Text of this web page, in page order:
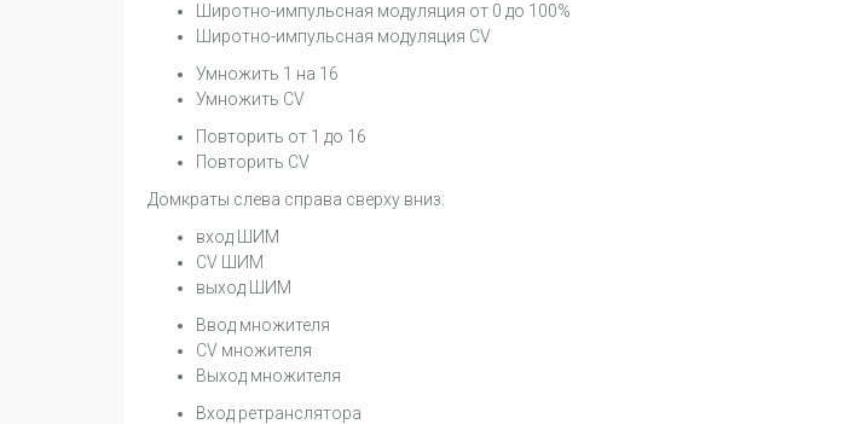
Широтно-импульсная модуляция от 0 до 100%
Широтно-импульсная модуляция CV
Умножить 1 на 16
Умножить CV
Повторить от 1 до 16
Повторить CV
Домкраты слева справа сверху вниз:
вход ШИМ
CV ШИМ
выход ШИМ
Ввод множителя
CV множителя
Выход множителя
Вход ретранслятора